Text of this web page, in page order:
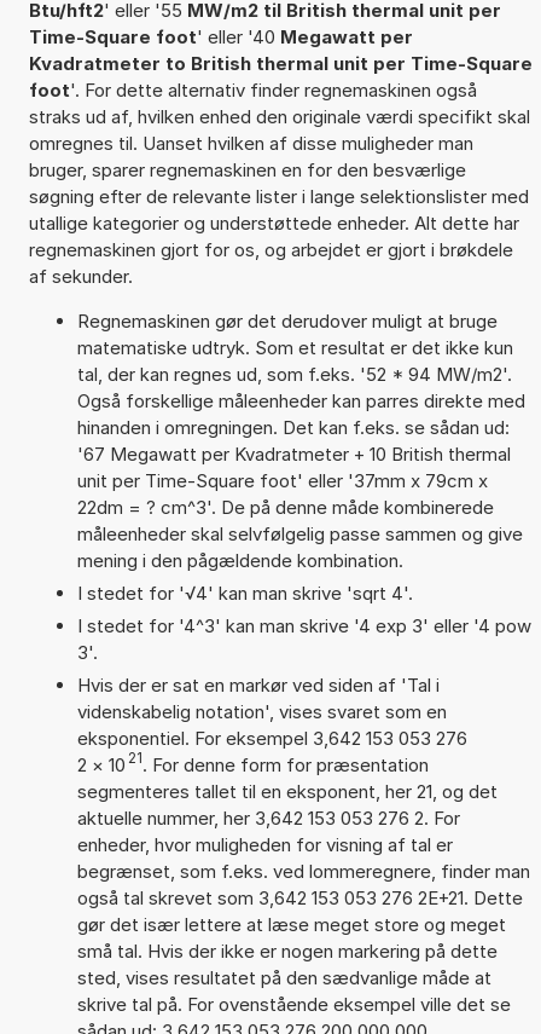
Btu/hft2' eller '55 MW/m2 til British thermal unit per
Time-Square foot' eller '40 Megawatt per
Kvadratmeter to British thermal unit per Time-Square
foot'. For dette alternativ finder regnemaskinen også
straks ud af, hvilken enhed den originale værdi specifikt skal
omregnes til. Uanset hvilken af disse muligheder man
bruger, sparer regnemaskinen en for den besværlige
søgning efter de relevante lister i lange selektionslister med
utallige kategorier og understøttede enheder. Alt dette har
regnemaskinen gjort for os, og arbejdet er gjort i brøkdele
af sekunder.
Regnemaskinen gør det derudover muligt at bruge
matematiske udtryk. Som et resultat er det ikke kun
tal, der kan regnes ud, som f.eks. '52 * 94 MW/m2'.
Også forskellige måleenheder kan parres direkte med
hinanden i omregningen. Det kan f.eks. se sådan ud:
'67 Megawatt per Kvadratmeter + 10 British thermal
unit per Time-Square foot' eller '37mm x 79cm x
22dm = ? cm^3'. De på denne måde kombinerede
måleenheder skal selvfølgelig passe sammen og give
mening i den pågældende kombination.
I stedet for '√4' kan man skrive 'sqrt 4'.
I stedet for '4^3' kan man skrive '4 exp 3' eller '4 pow
3'.
Hvis der er sat en markør ved siden af 'Tal i
videnskabelig notation', vises svaret som en
eksponentiel. For eksempel 3,642 153 053 276
2 × 10 21. For denne form for præsentation
segmenteres tallet til en eksponent, her 21, og det
aktuelle nummer, her 3,642 153 053 276 2. For
enheder, hvor muligheden for visning af tal er
begrænset, som f.eks. ved lommeregnere, finder man
også tal skrevet som 3,642 153 053 276 2E+21. Dette
gør det især lettere at læse meget store og meget
små tal. Hvis der ikke er nogen markering på dette
sted, vises resultatet på den sædvanlige måde at
skrive tal på. For ovenstående eksempel ville det se